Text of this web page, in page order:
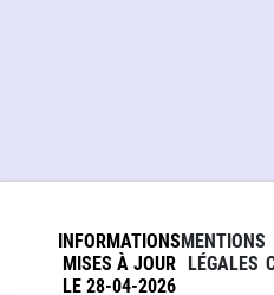
INFORMATIONS
MISES À JOUR
LE 28-04-2026
MENTIONS
LÉGALES